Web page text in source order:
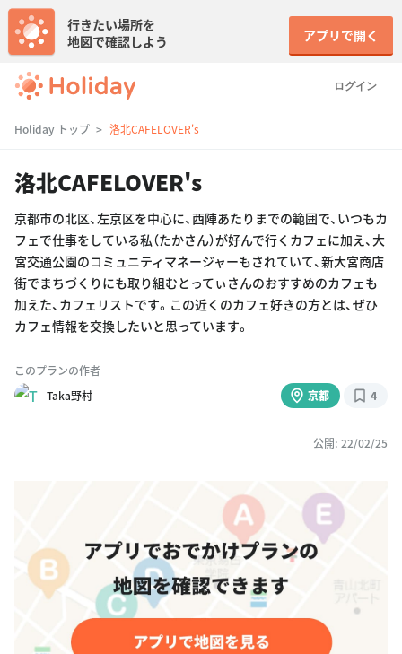
ログイン
行きたい場所を
地図で確認しよう
アプリで開く
Holiday トップ 洛北CAFELOVER's
洛北CAFELOVER's
京都市の北区、左京区を中心に、西陣あたりまでの範囲で、いつもカ
フェで仕事をしている私（たかさん）が好んで行くカフェに加え、大
宮交通公園のコミュニティマネージャーもされていて、新大宮商店
街でまちづくりにも取り組むとってぃさんのおすすめのカフェも
加えた、カフェリストです。この近くのカフェ好きの方とは、ぜひ
カフェ情報を交換したいと思っています。
このプランの作者
Taka野村
京都 4
公開: 22/02/25